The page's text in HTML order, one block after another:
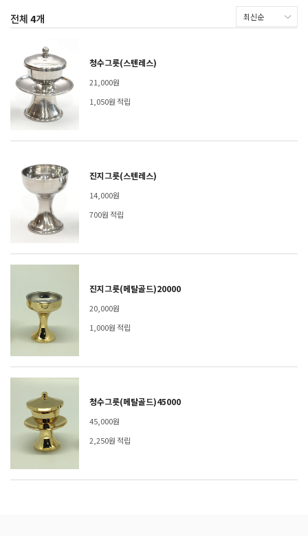
전체4개
청수그릇(스텐레스)
21,000원
1,050원 적립
진지그릇(스텐레스)
14,000원
700원 적립
진지그릇(메탈골드)20000
20,000원
1,000원 적립
청수그릇(메탈골드)45000
45,000원
2,250원 적립